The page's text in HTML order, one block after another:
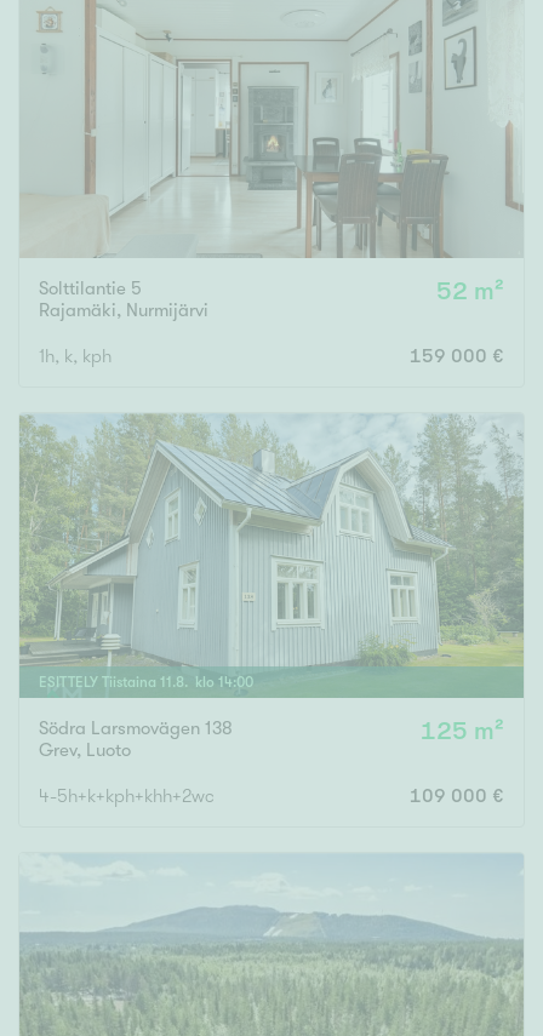
Solttilantie 5
Rajamäki, Nurmijärvi
52 m²
1h, k, kph 159 000 €
ESITTELY Tiistaina 11 .8. klo 14:00
Södra Larsmovägen 138
Grev, Luoto
125 m²
4-5h+k+kph+khh+2wc 109 000 €